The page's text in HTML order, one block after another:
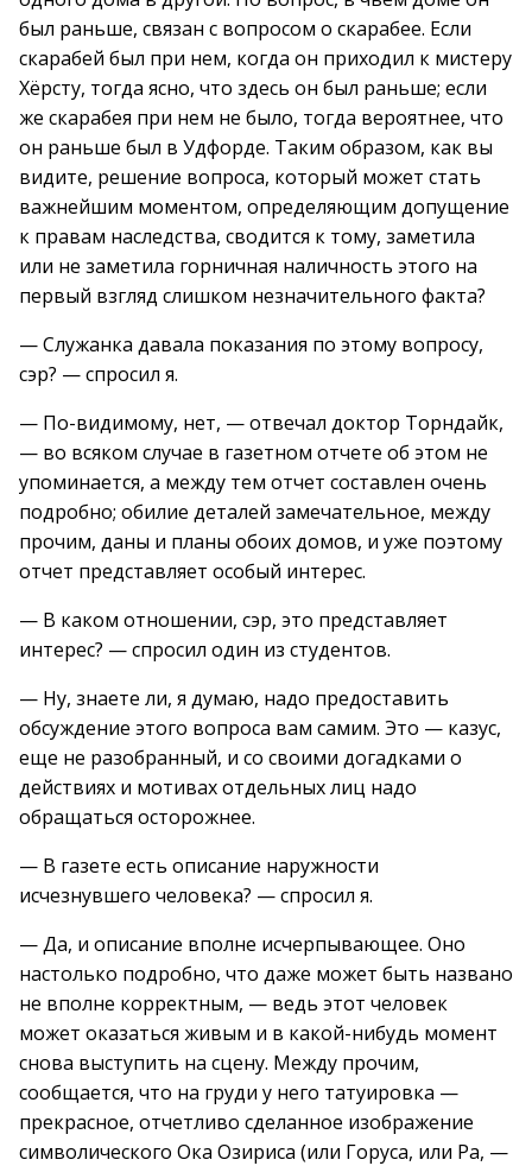
был раньше, связан с вопросом о скарабее. Если
скарабей был при нем, когда он приходил к мистеру
Хёрсту, тогда ясно, что здесь он был раньше; если
же скарабея при нем не было, тогда вероятнее, что
он раньше был в Удфорде. Таким образом, как вы
видите, решение вопроса, который может стать
важнейшим моментом, определяющим допущение
к правам наследства, сводится к тому, заметила
или не заметила горничная наличность этого на
первый взгляд слишком незначительного факта?
— Служанка давала показания по этому вопросу,
сэр? — спросил я.
— По-видимому, нет, — отвечал доктор Торндайк,
— во всяком случае в газетном отчете об этом не
упоминается, а между тем отчет составлен очень
подробно; обилие деталей замечательное, между
прочим, даны и планы обоих домов, и уже поэтому
отчет представляет особый интерес.
— В каком отношении, сэр, это представляет
интерес? — спросил один из студентов.
— Ну, знаете ли, я думаю, надо предоставить
обсуждение этого вопроса вам самим. Это — казус,
еще не разобранный, и со своими догадками о
действиях и мотивах отдельных лиц надо
обращаться осторожнее.
— В газете есть описание наружности
исчезнувшего человека? — спросил я.
— Да, и описание вполне исчерпывающее. Оно
настолько подробно, что даже может быть названо
не вполне корректным, — ведь этот человек
может оказаться живым и в какой-нибудь момент
снова выступить на сцену. Между прочим,
сообщается, что на груди у него татуировка —
прекрасное, отчетливо сделанное изображение
символического Ока Озириса (или Горуса, или Ра, —